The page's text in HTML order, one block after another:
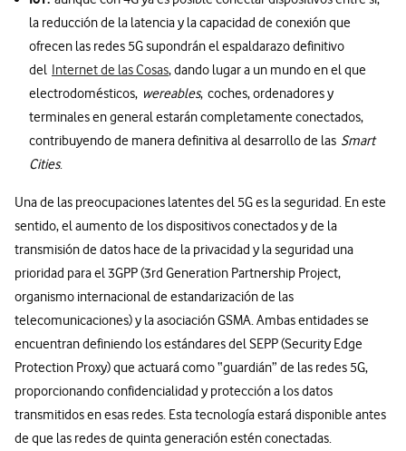
la reducción de la latencia y la capacidad de conexión que
ofrecen las redes 5G supondrán el espaldarazo definitivo
del Internet de las Cosas, dando lugar a un mundo en el que
electrodomésticos, wereables, coches, ordenadores y
terminales en general estarán completamente conectados,
contribuyendo de manera definitiva al desarrollo de las Smart
Cities.
Una de las preocupaciones latentes del 5G es la seguridad. En este
sentido, el aumento de los dispositivos conectados y de la
transmisión de datos hace de la privacidad y la seguridad una
prioridad para el 3GPP (3rd Generation Partnership Project,
organismo internacional de estandarización de las
telecomunicaciones) y la asociación GSMA. Ambas entidades se
encuentran definiendo los estándares del SEPP (Security Edge
Protection Proxy) que actuará como “guardián” de las redes 5G,
proporcionando confidencialidad y protección a los datos
transmitidos en esas redes. Esta tecnología estará disponible antes
de que las redes de quinta generación estén conectadas.